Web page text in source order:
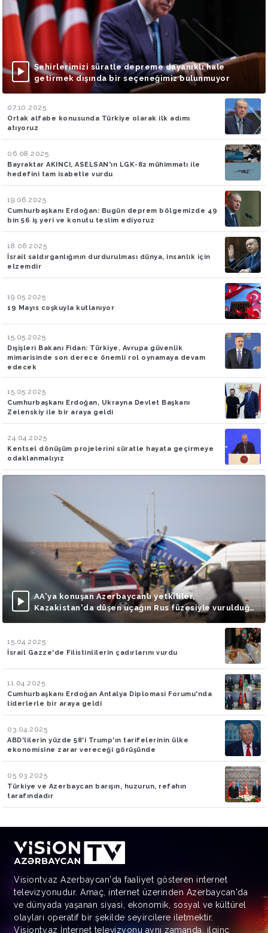
Şehirlerimizi süratle depreme dayanıklı hale
getirmek dışında bir seçeneğimiz bulunmuyor
07.10.2025
Ortak alfabe konusunda Türkiye olarak ilk adımı
atıyoruz
06.08.2025
Bayraktar AKINCI, ASELSAN'ın LGK-82 mühimmatı ile
hedefini tam isabetle vurdu
19.06.2025
Cumhurbaşkanı Erdoğan: Bugün deprem bölgemizde 49
bin 56 iş yeri ve konutu teslim ediyoruz
18.06.2025
İsrail saldırganlığının durdurulması dünya, insanlık için
elzemdir
19.05.2025
19 Mayıs coşkuyla kutlanıyor
15.05.2025
Dışişleri Bakanı Fidan: Türkiye, Avrupa güvenlik
mimarisinde son derece önemli rol oynamaya devam
edecek
15.05.2025
Cumhurbaşkanı Erdoğan, Ukrayna Devlet Başkanı
Zelenskiy ile bir araya geldi
24.04.2025
Kentsel dönüşüm projelerini süratle hayata geçirmeye
odaklanmalıyız
AA'ya konuşan Azerbaycanlı yetkililer,
Kazakistan'da düşen uçağın Rus füzesiyle vurulduğu
iddialarını doğruladı
15.04.2025
İsrail Gazze'de Filistinlilerin çadırlarını vurdu
11.04.2025
Cumhurbaşkanı Erdoğan Antalya Diplomasi Forumu'nda
liderlerle bir araya geldi
03.04.2025
ABD'lilerin yüzde 58'i Trump'ın tarifelerinin ülke
ekonomisine zarar vereceği görüşünde
05.03.2025
Türkiye ve Azerbaycan barışın, huzurun, refahın
tarafındadır
Visiontv.az Azerbaycan'da faaliyet gösteren internet
televizyonudur. Amaç, internet üzerinden Azerbaycan'da
ve dünyada yaşanan siyasi, ekonomik, sosyal ve kültürel
olayları operatif bir şekilde seyircilere iletmektir.
Visiontv.az İnternet televizyonu aynı zamanda, ilginç